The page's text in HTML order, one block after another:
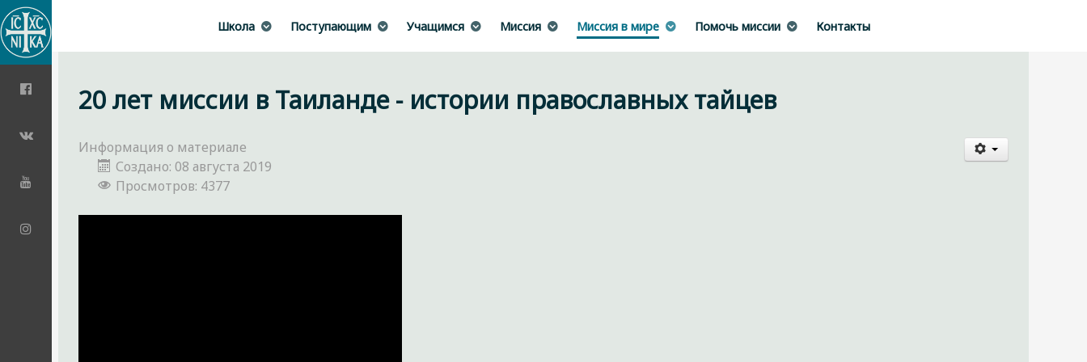
Школа Поступающим Учащимся Миссия Миссия в мире Помочь миссии Контакты
20 лет миссии в Таиланде - истории православных тайцев
Информация о материале
Создано: 08 августа 2019
Просмотров: 4377